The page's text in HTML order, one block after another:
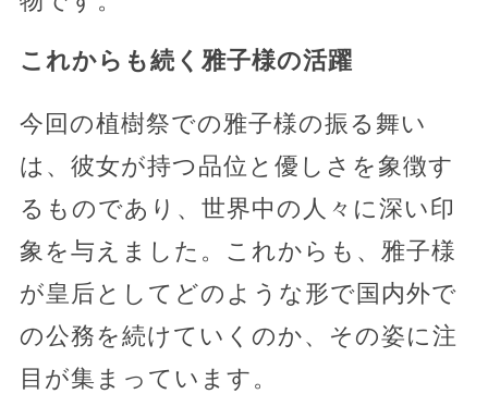
これからも続く雅子様の活躍
今回の植樹祭での雅子様の振る舞い
は、彼女が持つ品位と優しさを象徴す
るものであり、世界中の人々に深い印
象を与えました。これからも、雅子様
が皇后としてどのような形で国内外で
の公務を続けていくのか、その姿に注
目が集まっています。